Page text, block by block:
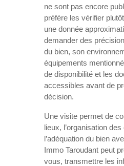
ne sont pas encore
préfère les vérifier
une donnée
demander des
du bien, son
équipements
de disponibilité et les
accessibles avant de
décision.
Une visite permet de
lieux, l’organisation
l’adéquation du bien
Immo Taroudant peut
vous, transmettre les